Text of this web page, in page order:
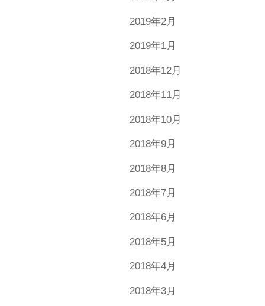
2019年2月
2019年1月
2018年12月
2018年11月
2018年10月
2018年9月
2018年8月
2018年7月
2018年6月
2018年5月
2018年4月
2018年3月